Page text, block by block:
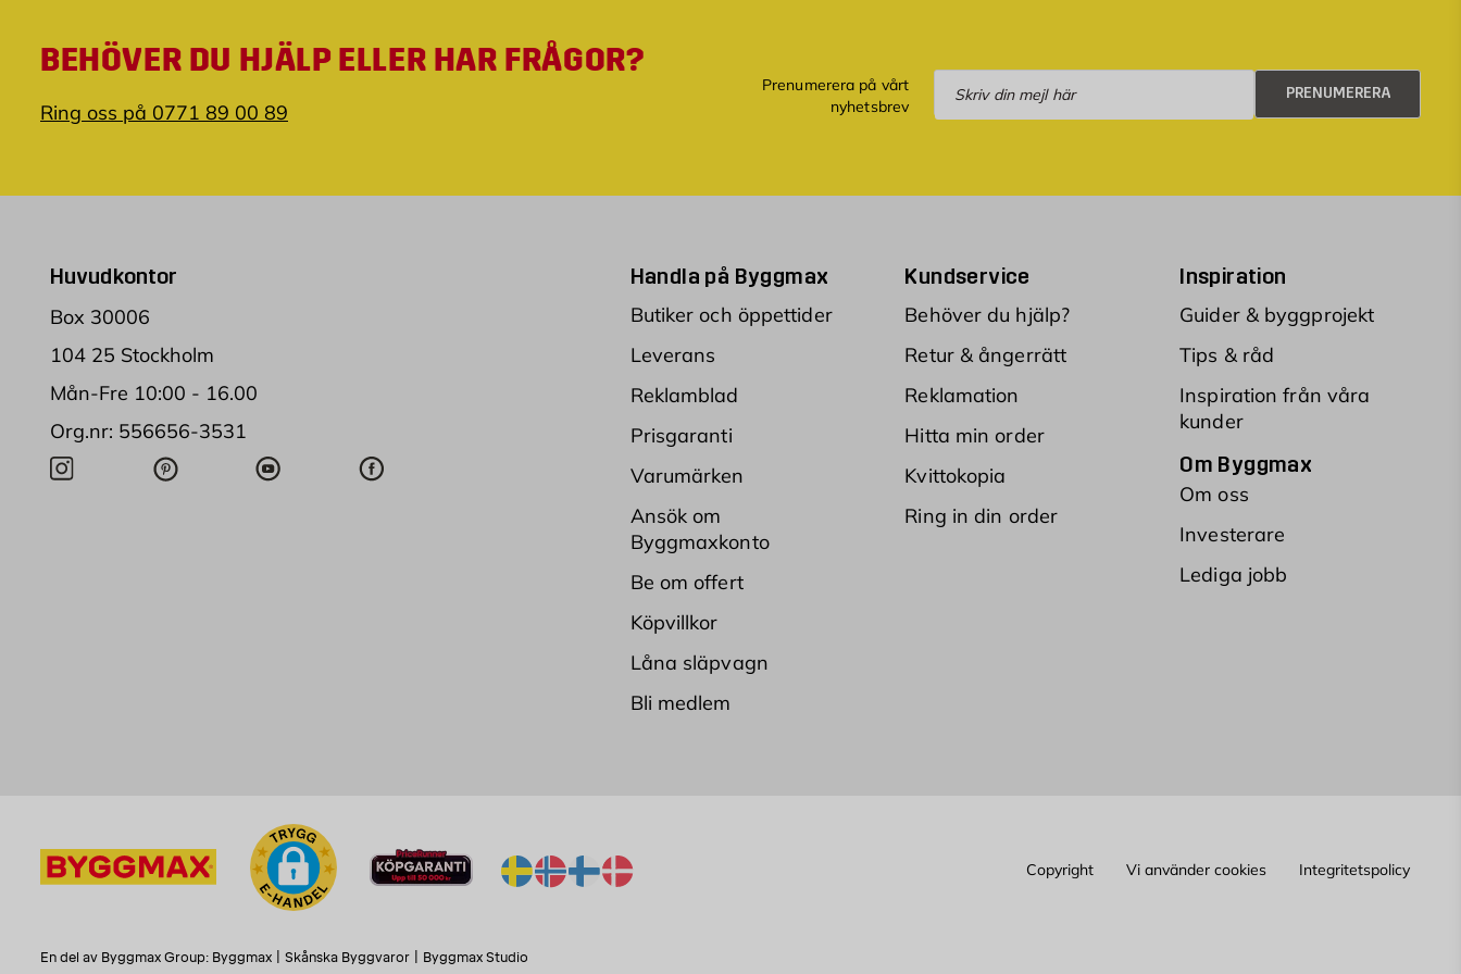
BEHÖVER DU HJÄLP ELLER HAR FRÅGOR?
Ring oss på 0771 89 00 89
Prenumerera på vårt
nyhetsbrev
Prenumerera
PRENUMERERA
Huvudkontor
Box 30006
104 25 Stockholm
Mån-Fre 10:00 - 16.00
Org.nr: 556656-3531
Handla på Byggmax
Butiker och öppettider
Leverans
Reklamblad
Prisgaranti
Varumärken
Ansök om
Byggmaxkonto
Be om offert
Köpvillkor
Låna släpvagn
Bli medlem
Kundservice
Behöver du hjälp?
Retur & ångerrätt
Reklamation
Hitta min order
Kvittokopia
Ring in din order
Inspiration
Guider & byggprojekt
Tips & råd
Inspiration från våra
kunder
Om Byggmax
Om oss
Investerare
Lediga jobb
Copyright Vi använder cookies Integritetspolicy
En del av Byggmax Group: Byggmax Skånska Byggvaror Byggmax Studio